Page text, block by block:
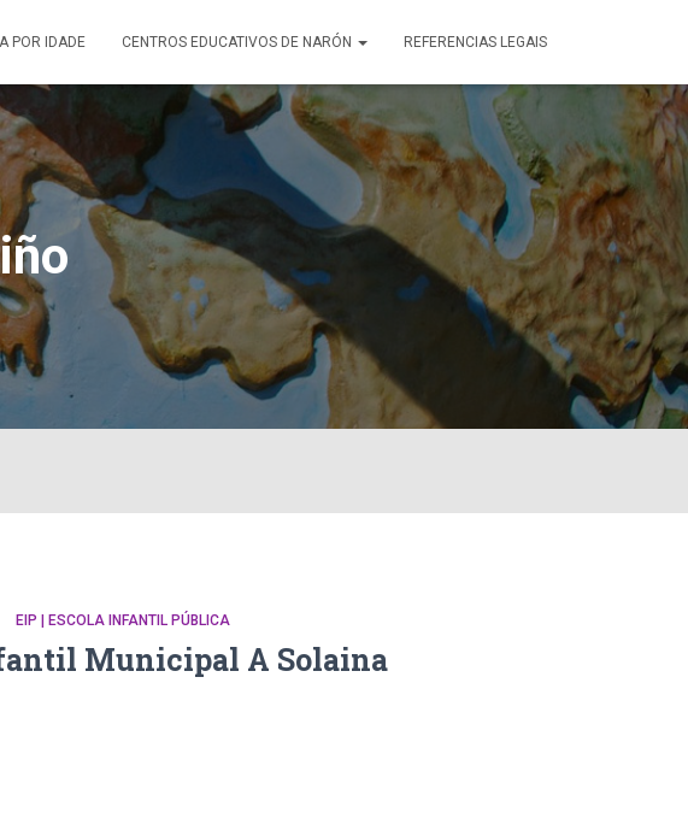
POR IDADE CENTROS EDUCATIVOS DE NARÓN REFERENCIAS LEGAIS
EIP | ESCOLA INFANTIL PÚBLICA
Municipal A Solaina